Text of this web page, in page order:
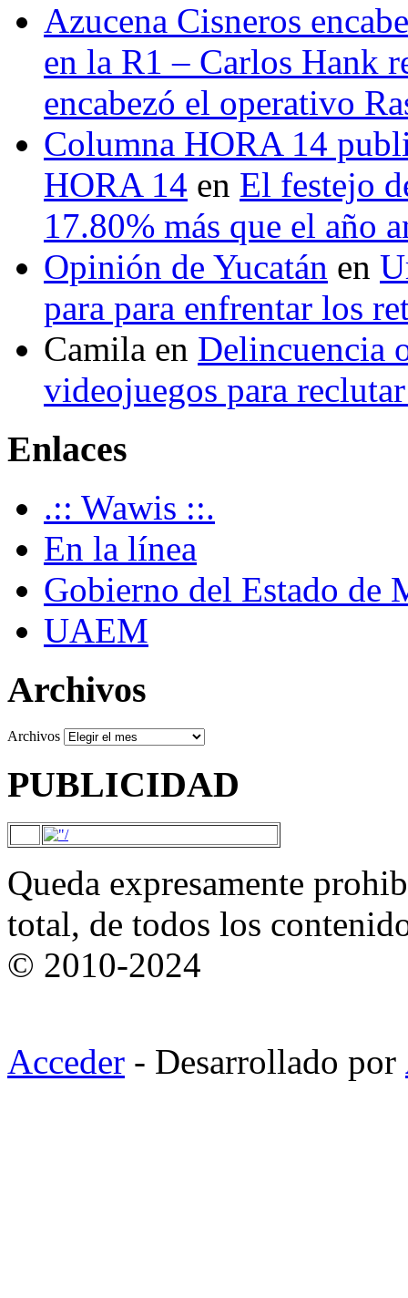
Azucena Cisneros
en la R1 – Carlos Hank
encabezó el operativo
Columna HORA 14
HORA 14 en El festejo
17.80% más que el año
Opinión de Yucatán en
para para enfrentar los
Camila en Delincuencia
videojuegos para
Enlaces
.:: Wawis ::.
En la línea
Gobierno del Estado de
UAEM
Archivos
Archivos
PUBLICIDAD
Queda expresamente
total, de todos los
© 2010-2024
Acceder - Desarrollado por